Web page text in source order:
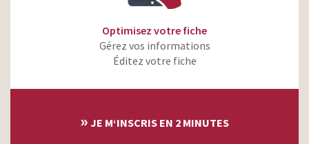
réalisateur
réalisateur
Optimisez votre fiche
Gérez vos informations
Éditez votre fiche
» JE M‘INSCRIS EN 2 MINUTES